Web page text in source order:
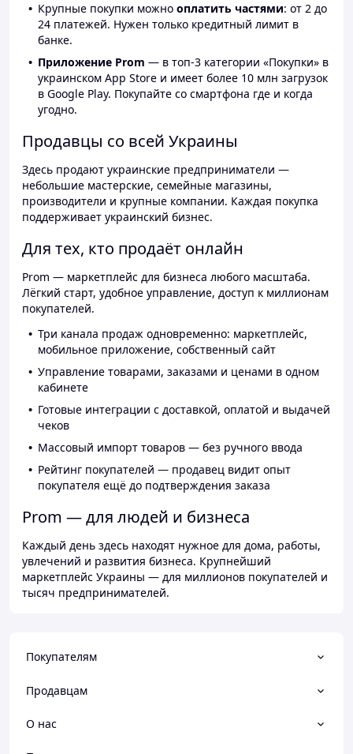
Крупные покупки можно оплатить частями: от 2 до
24 платежей. Нужен только кредитный лимит в
банке.
Приложение Prom — в топ-3 категории «Покупки» в
украинском App Store и имеет более 10 млн загрузок
в Google Play. Покупайте со смартфона где и когда
угодно.
Продавцы со всей Украины
Здесь продают украинские предприниматели —
небольшие мастерские, семейные магазины,
производители и крупные компании. Каждая покупка
поддерживает украинский бизнес.
Для тех, кто продаёт онлайн
Prom — маркетплейс для бизнеса любого масштаба.
Лёгкий старт, удобное управление, доступ к миллионам
покупателей.
Три канала продаж одновременно: маркетплейс,
мобильное приложение, собственный сайт
Управление товарами, заказами и ценами в одном
кабинете
Готовые интеграции с доставкой, оплатой и выдачей
чеков
Массовый импорт товаров — без ручного ввода
Рейтинг покупателей — продавец видит опыт
покупателя ещё до подтверждения заказа
Prom — для людей и бизнеса
Каждый день здесь находят нужное для дома, работы,
увлечений и развития бизнеса. Крупнейший
маркетплейс Украины — для миллионов покупателей и
тысяч предпринимателей.
Покупателям
Продавцам
О нас